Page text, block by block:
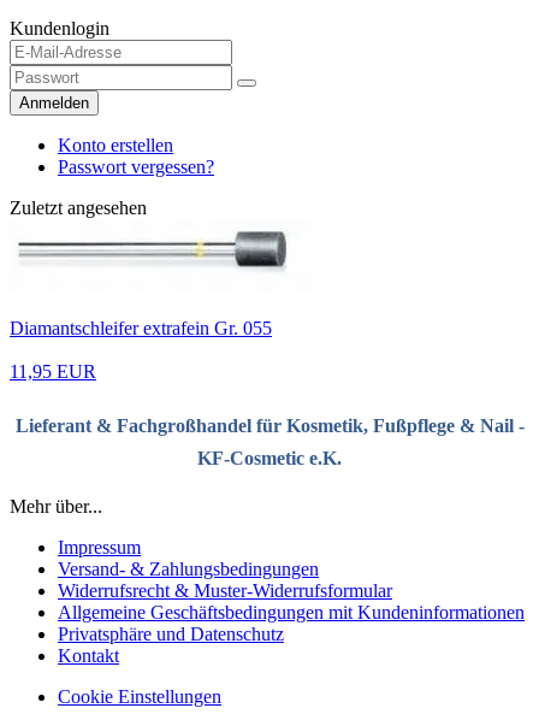
Kundenlogin
Anmelden
Konto erstellen
Passwort vergessen?
Zuletzt angesehen
Diamantschleifer extrafein Gr. 055
11,95 EUR
Lieferant & Fachgroßhandel für Kosmetik, Fußpflege & Nail -
KF-Cosmetic e.K.
Mehr über...
Impressum
Versand- & Zahlungsbedingungen
Widerrufsrecht & Muster-Widerrufsformular
Allgemeine Geschäftsbedingungen mit Kundeninformationen
Privatsphäre und Datenschutz
Kontakt
Cookie Einstellungen